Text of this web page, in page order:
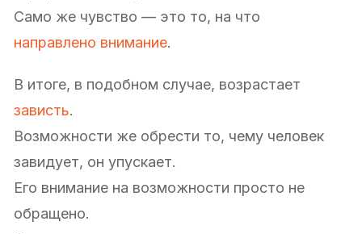
Само же чувство — это то, на что
направлено внимание.
В итоге, в подобном случае, возрастает
зависть.
Возможности же обрести то, чему человек
завидует, он упускает.
Его внимание на возможности просто не
обращено.